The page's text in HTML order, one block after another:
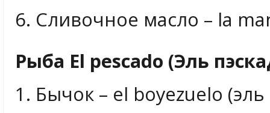
6. Сливочное масло – la
Рыба El pescado (Эль
1. Бычок – el boyezuelo (эль